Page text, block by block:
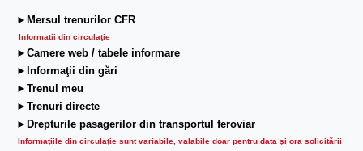
►Mersul trenurilor CFR
Informatii din circulaţie
►Camere web / tabele informare
►Informaţii din gări
►Trenul meu
►Trenuri directe
►Drepturile pasagerilor din transportul feroviar
Informaţiile din circulaţie sunt variabile, valabile doar pentru data şi ora solicitării